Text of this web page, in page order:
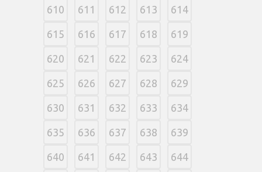
610 611 612 613 614
615 616 617 618 619
620 621 622 623 624
625 626 627 628 629
630 631 632 633 634
635 636 637 638 639
640 641 642 643 644